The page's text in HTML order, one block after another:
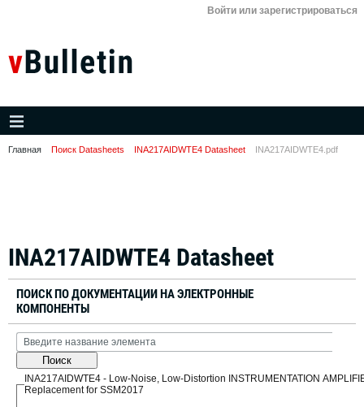
Войти или зарегистрироваться
Главная Поиск Datasheets INA217AIDWTE4 Datasheet INA217AIDWTE4.pdf
INA217AIDWTE4 Datasheet
ПОИСК ПО ДОКУМЕНТАЦИИ НА ЭЛЕКТРОННЫЕ
КОМПОНЕНТЫ
Поиск
INA217AIDWTE4 - Low-Noise, Low-Distortion INSTRUMENTATION
Replacement for SSM2017